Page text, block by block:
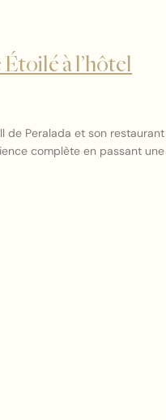
à l’hôtel
de Peralada et son restaurant
complète en passant une